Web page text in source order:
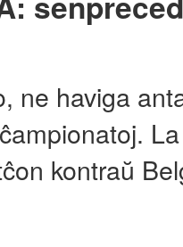
ne haviga
kontraŭ